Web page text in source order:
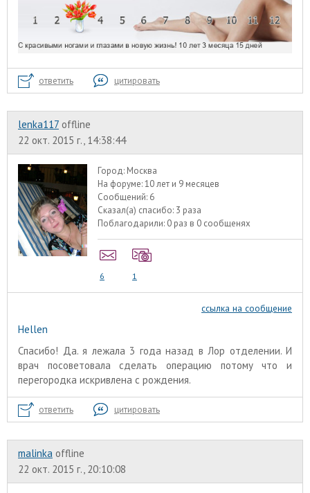
ответить цитировать
lenka117 offline
22 окт. 2015 г., 14:38:44
Город: Москва
На форуме:10 лет и 9 месяцев
Сообщений: 6
Сказал(а) спасибо: 3 раза
Поблагодарили: 0 раз в 0 сообщенях
6 1
ссылка на сообщение
Hellen
Спасибо! Да. я лежала 3 года назад в Лор отделении. И
врач посоветовала сделать операцию потому что и
перегородка искривлена с рождения.
ответить цитировать
malinka offline
22 окт. 2015 г., 20:10:08